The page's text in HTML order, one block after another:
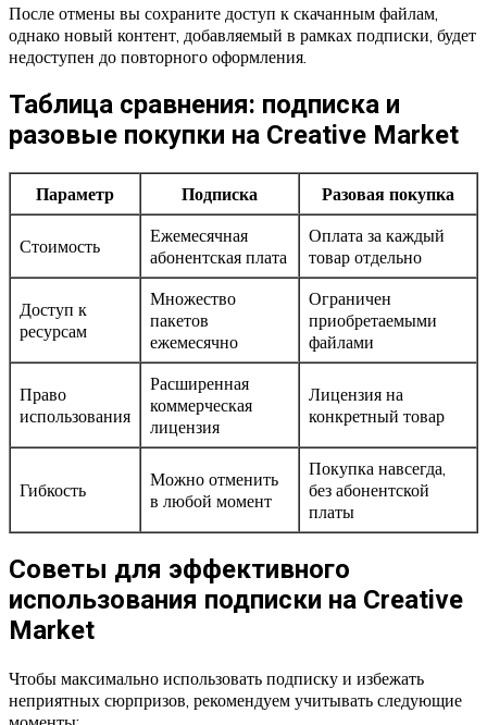
После отмены вы сохраните доступ к скачанным файлам,
однако новый контент, добавляемый в рамках подписки, будет
недоступен до повторного оформления.
Таблица сравнения: подписка и
разовые покупки на Creative Market
Параметр Подписка Разовая покупка
Стоимость
Ежемесячная
абонентская плата
Оплата за каждый
товар отдельно
Доступ к
ресурсам
Множество
пакетов
ежемесячно
Ограничен
приобретаемыми
файлами
Право
использования
Расширенная
коммерческая
лицензия
Лицензия на
конкретный товар
Гибкость
Можно отменить
в любой момент
Покупка навсегда,
без абонентской
платы
Советы для эффективного
использования подписки на Creative
Market
Чтобы максимально использовать подписку и избежать
неприятных сюрпризов, рекомендуем учитывать следующие